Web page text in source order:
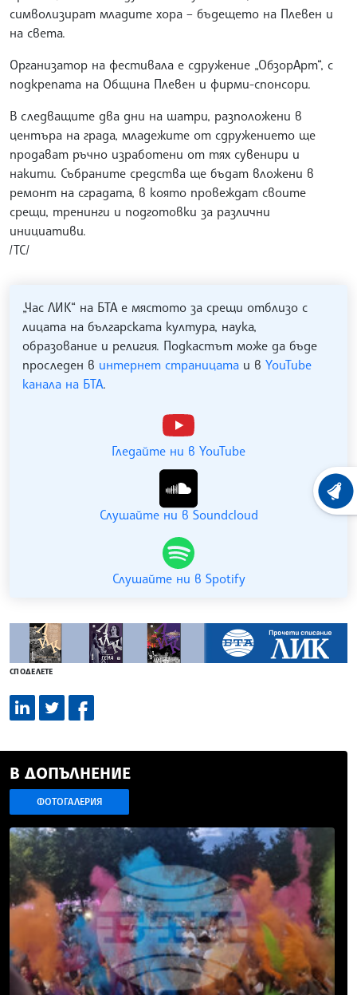
символизират младите хора – бъдещето на Плевен и
на света.
Организатор на фестивала е сдружение „ОбзорАрт“, с
подкрепата на Община Плевен и фирми-спонсори.
В следващите два дни на шатри, разположени в
центъра на града, младежите от сдружението ще
продават ръчно изработени от тях сувенири и
накити. Събраните средства ще бъдат вложени в
ремонт на сградата, в която провеждат своите
срещи, тренинги и подготовки за различни
инициативи.
/ТС/
„Час ЛИК“ на БТА е мястото за срещи отблизо с
лицата на българската култура, наука,
образование и религия. Подкастът може да бъде
проследен в интернет страницата и в YouTube
канала на БТА.
Гледайте ни в YouTube
Слушайте ни в Soundcloud
Слушайте ни в Spotify
СПОДЕЛЕТЕ
В ДОПЪЛНЕНИЕ
ФОТОГАЛЕРИЯ